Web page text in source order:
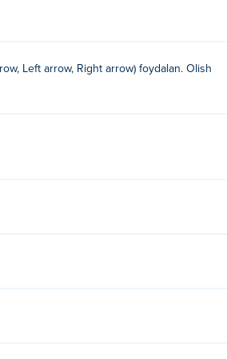
Left arrow, Right arrow) foydalan. Olish